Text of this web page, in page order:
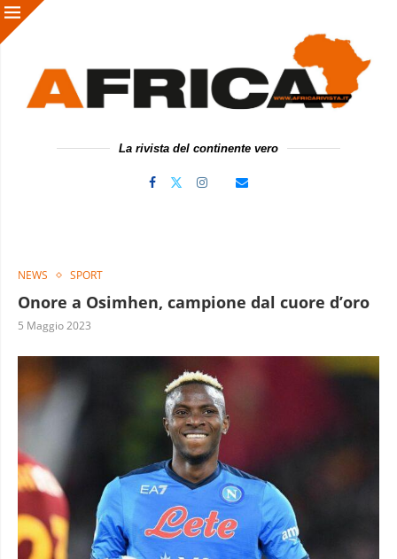
La rivista del continente vero
NEWS SPORT
Onore a Osimhen, campione dal cuore d’oro
5 Maggio 2023